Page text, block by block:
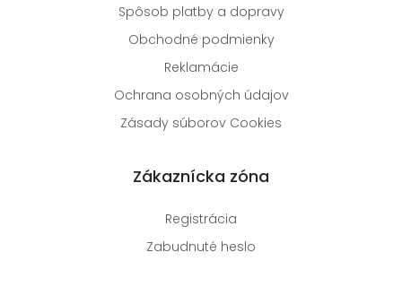
Spôsob platby a dopravy
Obchodné podmienky
Reklamácie
Ochrana osobných údajov
Zásady súborov Cookies
Zákaznícka zóna
Registrácia
Zabudnuté heslo